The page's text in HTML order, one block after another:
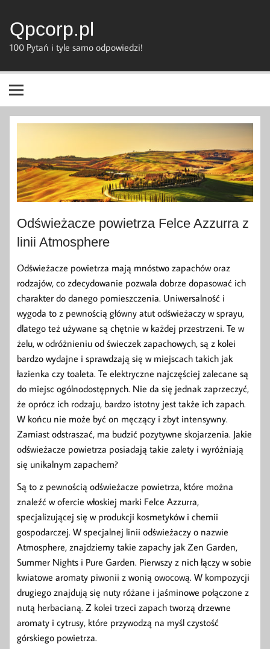
content
Qpcorp.pl
100 Pytań i tyle samo odpowiedzi!
Odświeżacze powietrza Felce Azzurra z
linii Atmosphere
Odświeżacze powietrza mają mnóstwo zapachów oraz
rodzajów, co zdecydowanie pozwala dobrze dopasować ich
charakter do danego pomieszczenia. Uniwersalność i
wygoda to z pewnością główny atut odświeżaczy w sprayu,
dlatego też używane są chętnie w każdej przestrzeni. Te w
żelu, w odróżnieniu od świeczek zapachowych, są z kolei
bardzo wydajne i sprawdzają się w miejscach takich jak
łazienka czy toaleta. Te elektryczne najczęściej zalecane są
do miejsc ogólnodostępnych. Nie da się jednak zaprzeczyć,
że oprócz ich rodzaju, bardzo istotny jest także ich zapach.
W końcu nie może być on męczący i zbyt intensywny.
Zamiast odstraszać, ma budzić pozytywne skojarzenia. Jakie
odświeżacze powietrza posiadają takie zalety i wyróżniają
się unikalnym zapachem?
Są to z pewnością odświeżacze powietrza, które można
znaleźć w ofercie włoskiej marki Felce Azzurra,
specjalizującej się w produkcji kosmetyków i chemii
gospodarczej. W specjalnej linii odświeżaczy o nazwie
Atmosphere, znajdziemy takie zapachy jak Zen Garden,
Summer Nights i Pure Garden. Pierwszy z nich łączy w sobie
kwiatowe aromaty piwonii z wonią owocową. W kompozycji
drugiego znajdują się nuty różane i jaśminowe połączone z
nutą herbacianą. Z kolei trzeci zapach tworzą drzewne
aromaty i cytrusy, które przywodzą na myśl czystość
górskiego powietrza.